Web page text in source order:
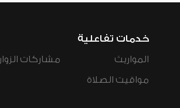
خدمات تفاعلية
المواريث
مواقيت الصلاة
مشاركات الزوار